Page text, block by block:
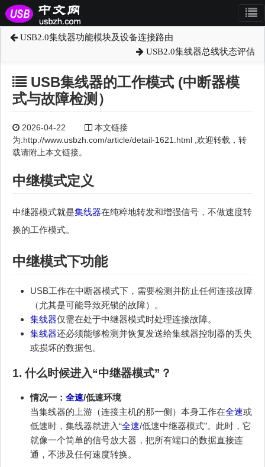
USB2.0集线器功能模块及设备连接路由
USB2.0集线器总线状态评估
USB集线器的工作模式 (中断器模
式与故障检测）
2026-04-22
本文链接
为:http://www.usbzh.com/article/detail-1621.html ,欢迎转载，转
载请附上本文链接。
中继模式定义
中继器模式就是集线器在纯粹地转发和增强信号，不做速度转
换的工作模式。
中继模式下功能
USB工作在中断器模式下，需要检测并防止任何连接故障
（尤其是可能导致死锁的故障）。
集线器仅需在处于中继器模式时处理连接故障。
集线器还必须能够检测并恢复发送给集线器控制器的丢失
或损坏的数据包。
1. 什么时候进入“中继器模式”？
情况一： 全速/低速环境
当集线器的上游（连接主机的那一侧）本身工作在全速或
低速时，集线器就进入“全速/低速中继器模式”。此时，它
就像一个简单的信号放大器，把所有端口的数据直接连
通，不涉及任何速度转换。